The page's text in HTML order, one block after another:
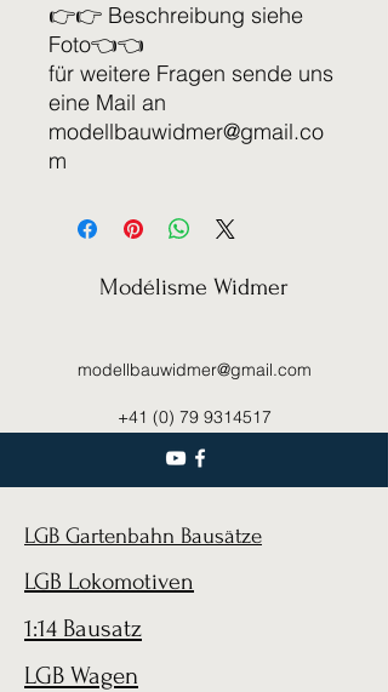
👉👉 Beschreibung siehe
Foto👈👈
für weitere Fragen sende uns
eine Mail an
modellbauwidmer@gmail.co
m
Modélisme Widmer
modellbauwidmer@gmail.com
+41 (0) 79 9314517
LGB Gartenbahn Bausätze
LGB Lokomotiven
1:14 Bausatz
LGB Wagen